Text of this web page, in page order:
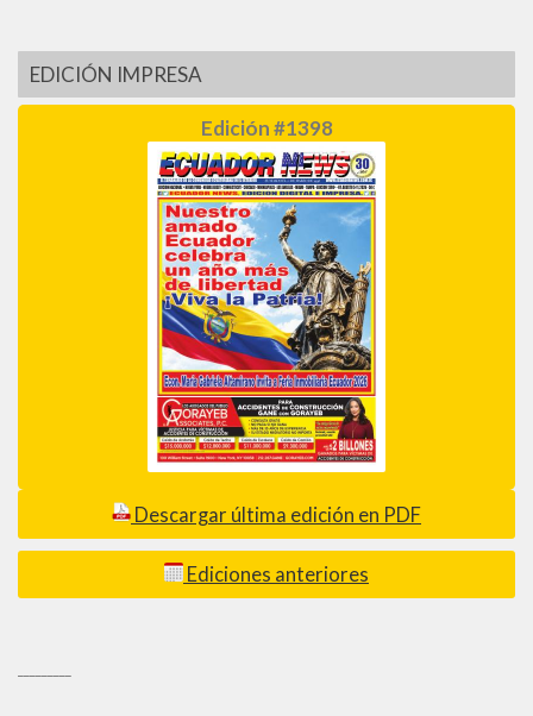
EDICIÓN IMPRESA
Edición #1398
Descargar última edición en PDF
Ediciones anteriores